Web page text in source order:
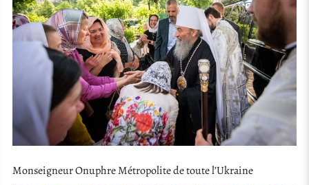
Monseigneur Onuphre Métropolite de toute l’Ukraine